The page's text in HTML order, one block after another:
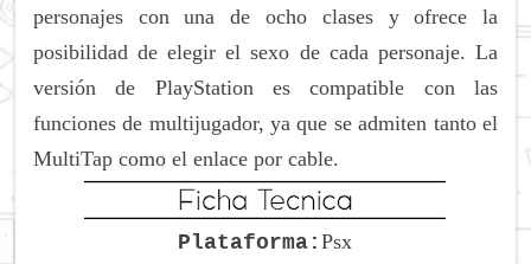
personajes con una de ocho clases y ofrece la
posibilidad de elegir el sexo de cada personaje. La
versión de PlayStation es compatible con las
funciones de multijugador, ya que se admiten tanto el
MultiTap como el enlace por cable.
Plataforma:Psx